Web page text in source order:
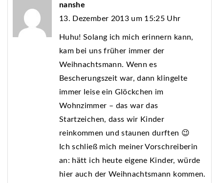
nanshe
13. Dezember 2013 um 15:25 Uhr
Huhu! Solang ich mich erinnern kann,
kam bei uns früher immer der
Weihnachtsmann. Wenn es
Bescherungszeit war, dann klingelte
immer leise ein Glöckchen im
Wohnzimmer – das war das
Startzeichen, dass wir Kinder
reinkommen und staunen durften 😉
Ich schließ mich meiner Vorschreiberin
an: hätt ich heute eigene Kinder, würde
hier auch der Weihnachtsmann kommen.